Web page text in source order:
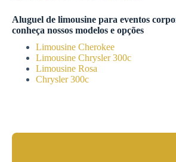
Aluguel de limousine para eventos
conheça nossos modelos e opções
Limousine Cherokee
Limousine Chrysler 300c
Limousine Rosa
Chrysler 300c